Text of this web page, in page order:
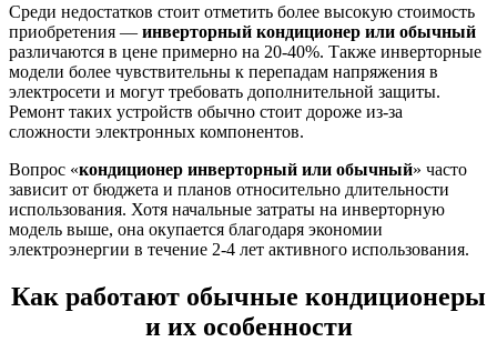
Среди недостатков стоит отметить более высокую стоимость
приобретения — инверторный кондиционер или обычный
различаются в цене примерно на 20-40%. Также инверторные
модели более чувствительны к перепадам напряжения в
электросети и могут требовать дополнительной защиты.
Ремонт таких устройств обычно стоит дороже из-за
сложности электронных компонентов.
Вопрос «кондиционер инверторный или обычный» часто
зависит от бюджета и планов относительно длительности
использования. Хотя начальные затраты на инверторную
модель выше, она окупается благодаря экономии
электроэнергии в течение 2-4 лет активного использования.
Как работают обычные кондиционеры
и их особенности